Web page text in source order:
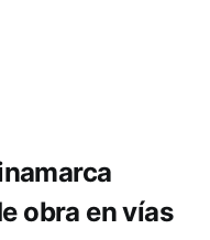
obra en vías